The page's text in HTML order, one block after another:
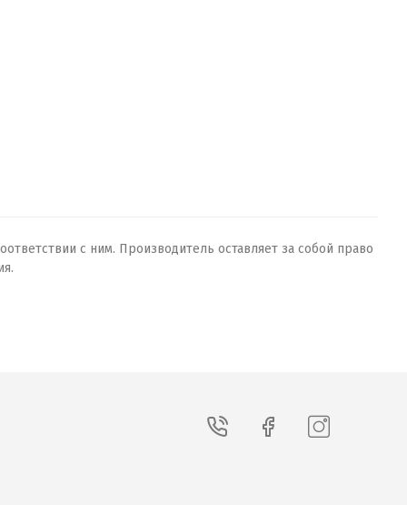
с ним. Производитель оставляет за собой право